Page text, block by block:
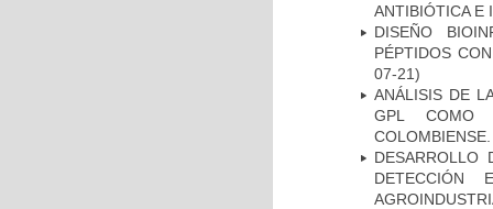
ANTIBIÓTICA E
DISEÑO
PÉPTIDOS
07-21)
ANÁLISIS DE
GPL COMO
COLOMBIENSE.
DESARROLLO
DETECCIÓN